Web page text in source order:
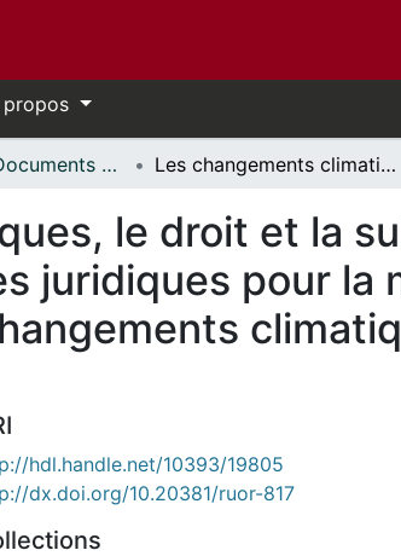
propos
Droit civil - Documents de travail // Civil Law - Working Papers Les changements climatiques, le droit et la subsidiarité : Les avantages et les obstacles juridiques pour la mise en œuvre des accords portant sur les changements climatiques dans les systèmes fédéraux
le droit et la
juridiques pour la
hdl.handle.net/10393/19805
dx.doi.org/10.20381/ruor-817